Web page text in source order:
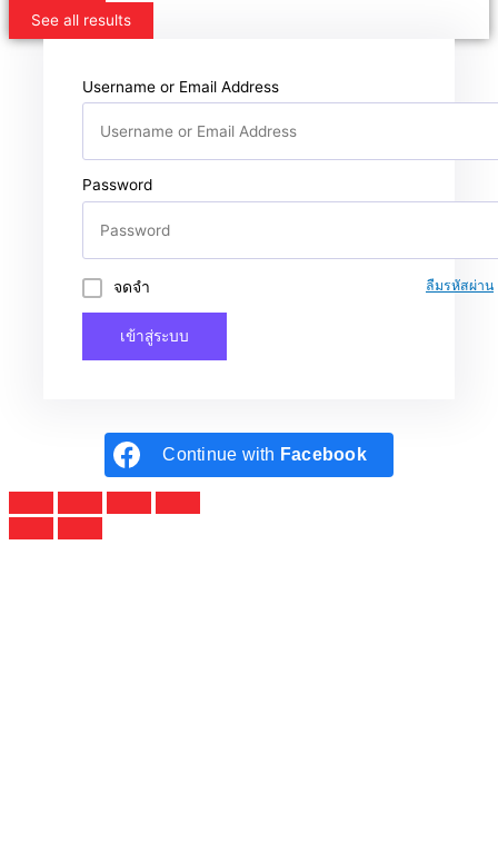
See all results
Username or Email Address
Password
จดจำ ลืมรหัสผ่าน
เข้าสู่ระบบ
Continue with Facebook